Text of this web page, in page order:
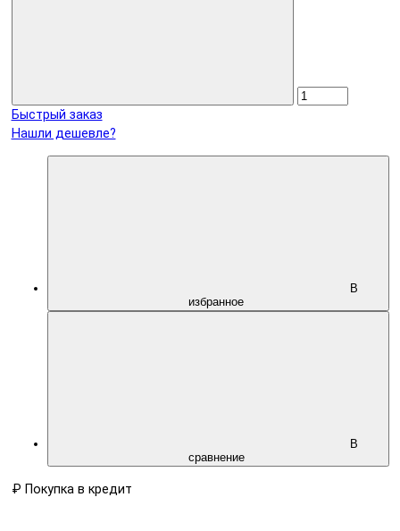
Быстрый заказ
Нашли дешевле?
В
избранное
В
сравнение
₽ Покупка в кредит